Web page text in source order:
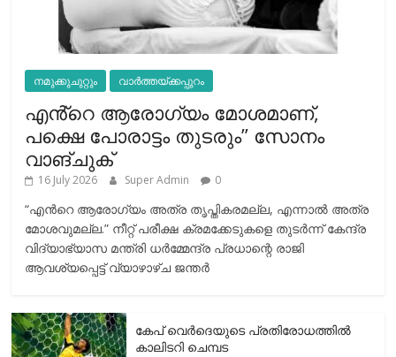
നമുക്കുചുറ്റും വാർത്തയ്ക്കപ്പുറം
എൻ്റെ ആരോഗ്യം മോശമാണ്,
പക്ഷെ പോരാട്ടം തുടരും” സോനം
വാങ്ചുക്
16 July 2026 Super Admin 0
“എന്‍റെ ആരോഗ്യം അത്ര തൃപ്തികരമല്ല, എന്നാൽ അത്ര
മോശവുമല്ല.” നീറ്റ് പരീക്ഷ ക്രമക്കേടുകളെ തുടർന്ന് കേന്ദ്ര
വിദ്യാഭ്യാസ മന്ത്രി ധർമ്മേന്ദ്ര പ്രധാന്റെ രാജി
ആവശ്യപ്പെട്ട് വ്യാഴാഴ്ച ജന്തർ
കേപ് വെര്‍ദെയുടെ പ്രതിരോധത്തില്‍
കാലിടറി ചെമ്പട